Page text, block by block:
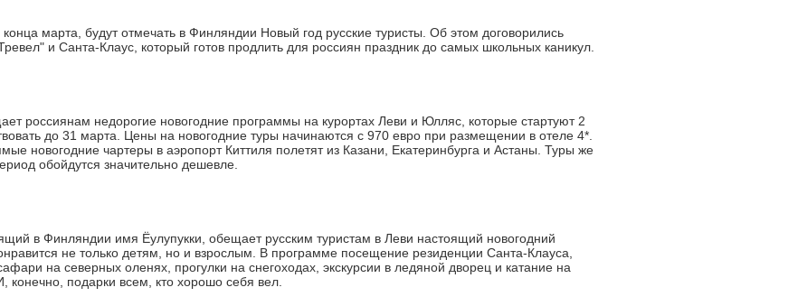
марта, будут отмечать в Финляндии Новый год русские туристы. Об этом договорились
и Санта-Клаус, который готов продлить для россиян праздник до самых школьных каникул.
россиянам недорогие новогодние программы на курортах Леви и Юлляс, которые стартуют 2
до 31 марта. Цены на новогодние туры начинаются с 970 евро при размещении в отеле 4*.
новогодние чартеры в аэропорт Киттиля полетят из Казани, Екатеринбурга и Астаны. Туры же
обойдутся значительно дешевле.
в Финляндии имя Ёулупукки, обещает русским туристам в Леви настоящий новогодний
не только детям, но и взрослым. В программе посещение резиденции Санта-Клауса,
на северных оленях, прогулки на снегоходах, экскурсии в ледяной дворец и катание на
конечно, подарки всем, кто хорошо себя вел.